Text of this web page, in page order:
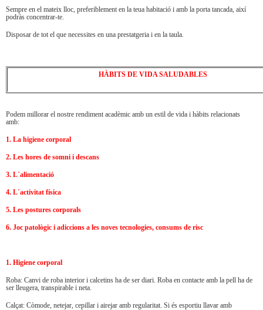
Sempre en el mateix lloc, preferiblement en la teua habitació i amb la porta tancada, així
podràs concentrar-te.
Disposar de tot el que necessites en una prestatgeria i en la taula.
HÀBITS DE VIDA SALUDABLES
Podem millorar el nostre rendiment acadèmic amb un estil de vida i hàbits relacionats
amb:
1. La higiene corporal
2. Les hores de somni i descans
3. L´alimentació
4. L´activitat física
5. Les postures corporals
6. Joc patològic i adiccions a les noves tecnologies, consums de risc
1. Higiene corporal
Roba: Canvi de roba interior i calcetins ha de ser diari. Roba en contacte amb la pell ha de
ser lleugera, transpirable i neta.
Calçat: Còmode, netejar, cepillar i airejar amb regularitat. Si és esportiu llavar amb